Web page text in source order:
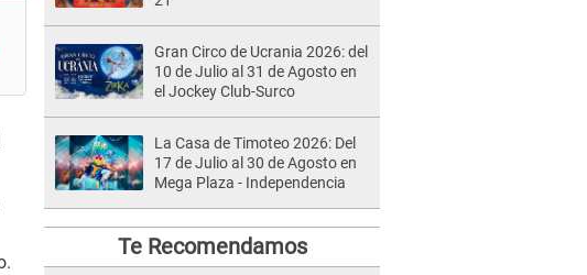
Gran Circo de Ucrania 2026: del
10 de Julio al 31 de Agosto en
el Jockey Club-Surco
La Casa de Timoteo 2026: Del
17 de Julio al 30 de Agosto en
Mega Plaza - Independencia
Te Recomendamos